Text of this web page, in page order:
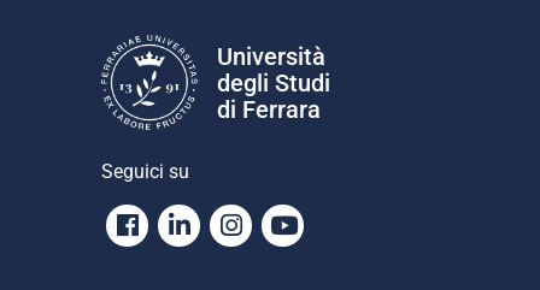
Università
degli Studi
di Ferrara
Seguici su
Facebook
LinkedinInstagram
Youtube